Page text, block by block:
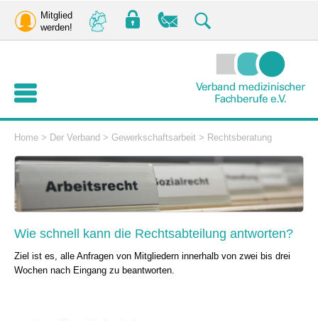
Mitglied
werden!
Home > Der Verband > Gewerkschaftsarbeit > Rechtsberatung
Wie schnell kann die Rechtsabteilung antworten?
Ziel ist es, alle Anfragen von Mitgliedern innerhalb von zwei bis drei
Wochen nach Eingang zu beantworten.